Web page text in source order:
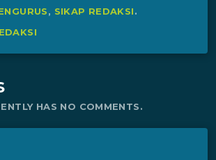
, SIKAP REDAKSI.
HAS NO COMMENTS.